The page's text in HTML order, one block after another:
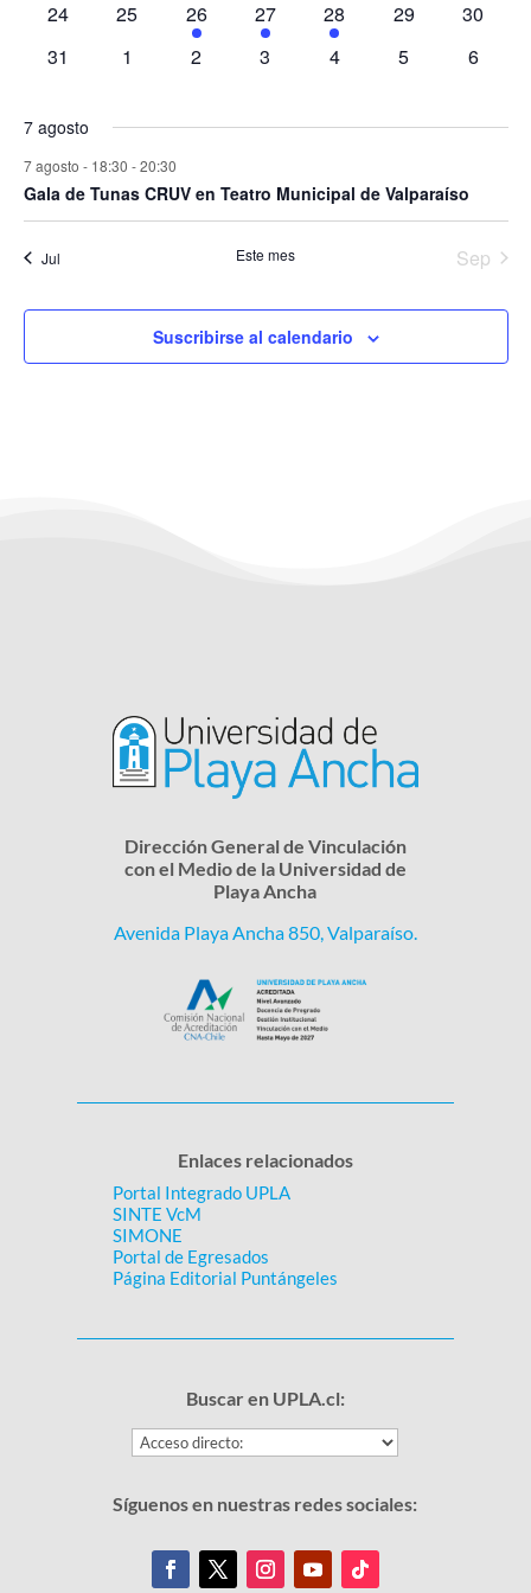
0
24
0
25
1
evento
26
1
evento
27
2
eventos
28
0
29
0
30
0
31
0
1
0
2
0
3
0
4
0
5
0
6
7 agosto
7 agosto - 18:30 -20:30
Gala de Tunas CRUV en Teatro Municipal de Valparaíso
Jul Este mes Sep
Suscribirse al calendario
Dirección General de Vinculación
con el Medio de la Universidad de
Playa Ancha
Avenida Playa Ancha 850, Valparaíso.
Enlaces relacionados
Portal Integrado UPLA
SINTE VcM
SIMONE
Portal de Egresados
Página Editorial Puntángeles
Buscar en UPLA.cl:
Síguenos en nuestras redes sociales: